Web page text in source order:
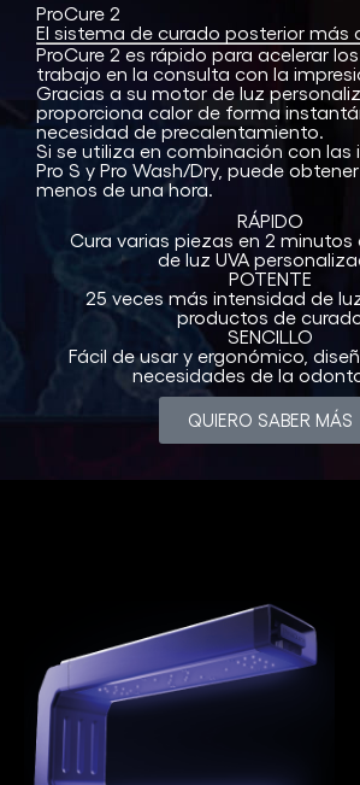
ProCure 2
El sistema de curado posterior más
ProCure 2 es rápido para acelerar
trabajo en la consulta con la
Gracias a su motor de luz
proporciona calor de forma
necesidad de precalentamiento.
Si se utiliza en combinación con las
Pro S y Pro Wash/Dry, puede
menos de una hora.
RÁPIDO
Cura varias piezas en 2
de luz UVA
POTENTE
25 veces más intensidad de
productos de
SENCILLO
Fácil de usar y ergonómico,
necesidades de la
QUIERO SABER MÁS